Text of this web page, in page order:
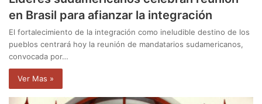
en Brasil para afianzar la integración
El fortalecimiento de la integración como ineludible destino de los
pueblos centrará hoy la reunión de mandatarios sudamericanos,
convocada por…
Ver Mas »